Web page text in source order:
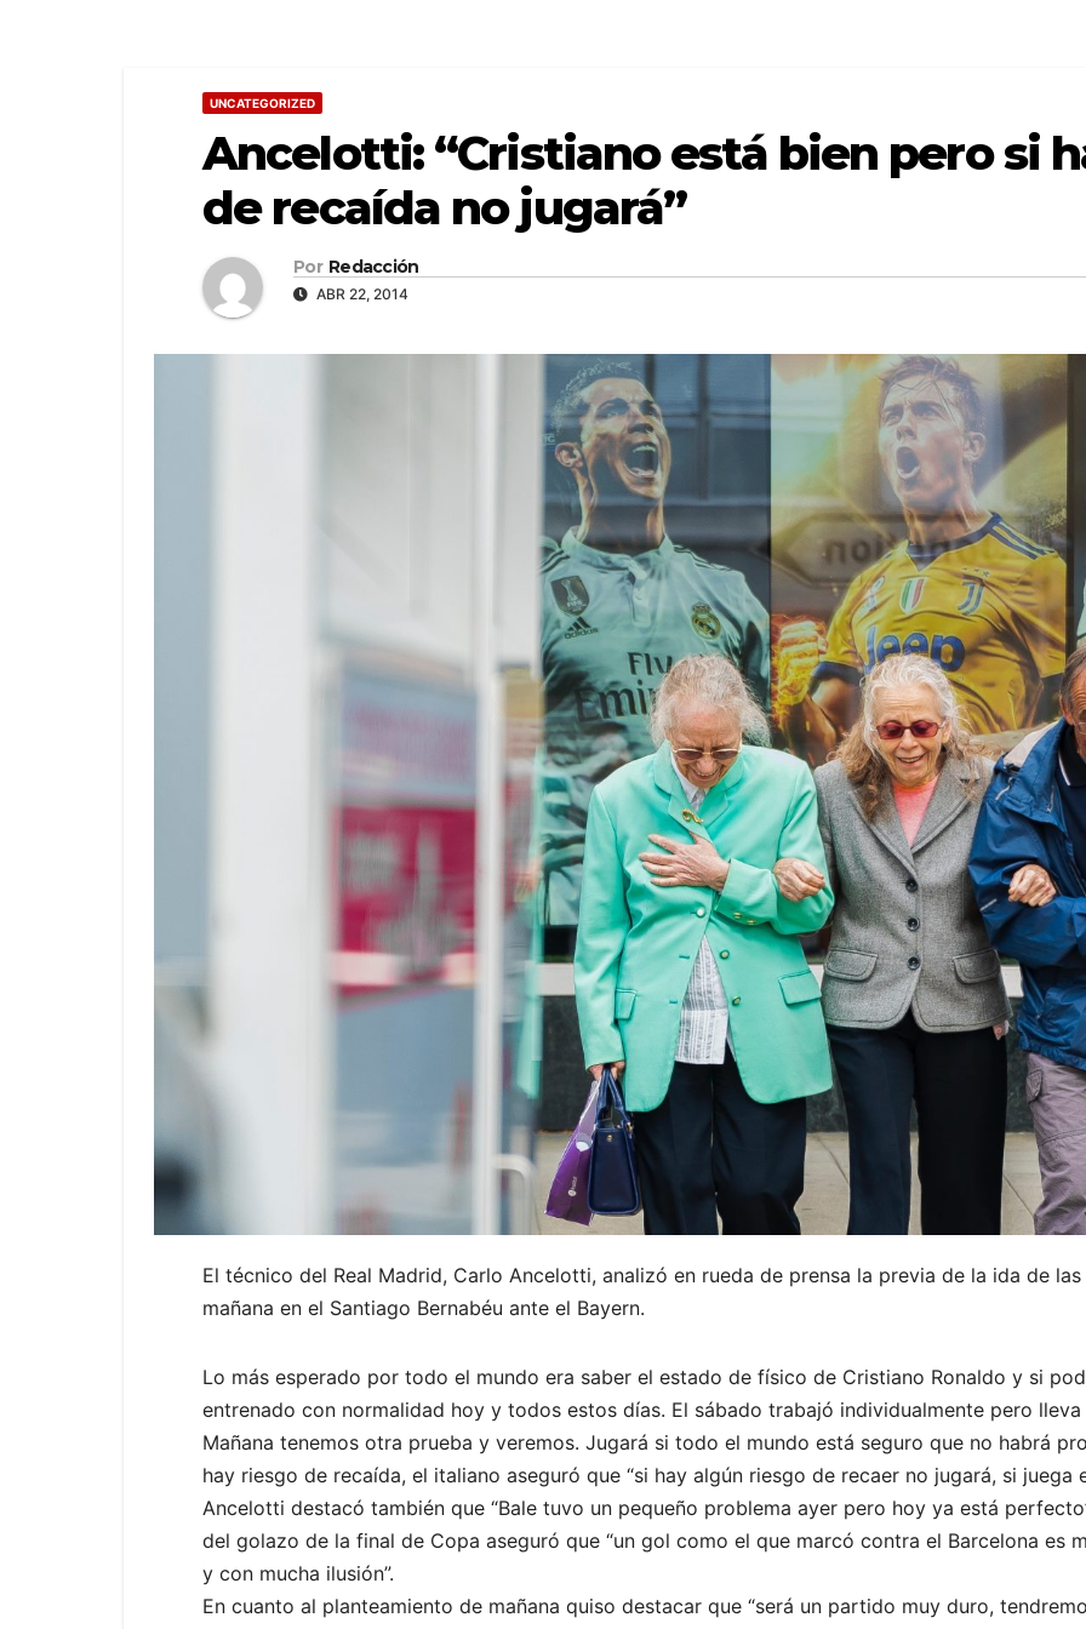
UNCATEGORIZED
Ancelotti: “Cristiano está bien pero si
de recaída no jugará”
Por Redacción
ABR 22, 2014
El técnico del Real Madrid, Carlo Ancelotti, analizó en rueda de prensa la previa de la ida de
mañana en el Santiago Bernabéu ante el Bayern.
Lo más esperado por todo el mundo era saber el estado de físico de Cristiano Ronaldo y si
entrenado con normalidad hoy y todos estos días. El sábado trabajó individualmente pero
Mañana tenemos otra prueba y veremos. Jugará si todo el mundo está seguro que no habrá
hay riesgo de recaída, el italiano aseguró que “si hay algún riesgo de recaer no jugará, si juega
Ancelotti destacó también que “Bale tuvo un pequeño problema ayer pero hoy ya está
del golazo de la final de Copa aseguró que “un gol como el que marcó contra el Barcelona es
y con mucha ilusión”.
En cuanto al planteamiento de mañana quiso destacar que “será un partido muy duro,